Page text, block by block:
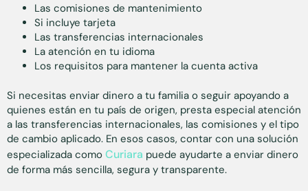
Las comisiones de mantenimiento
Si incluye tarjeta
Las transferencias internacionales
La atención en tu idioma
Los requisitos para mantener la cuenta activa
Si necesitas enviar dinero a tu familia o seguir apoyando a
quienes están en tu país de origen, presta especial atención
a las transferencias internacionales, las comisiones y el tipo
de cambio aplicado. En esos casos, contar con una solución
especializada como Curiara puede ayudarte a enviar dinero
de forma más sencilla, segura y transparente.